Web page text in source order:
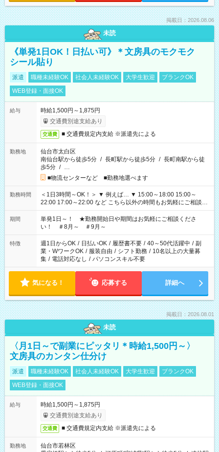
掲載日：2026.08.06
未読
《単発1日OK！日払い可》＊文房具のモクモク
シール貼り
派遣 職種未経験OK 社会人未経験OK 大学生歓迎
ブランクOK
WEB登録・面接OK
給与
時給1,500円～1,875円
交通費別途支給あり
交通費 ■ 交通費規定内支給 ※派遣先による
勤務地
仙台市太白区
南仙台駅から徒歩5分 / 長町駅から徒歩5分 / 長町南駅から徒
歩5分 / …
■物流センターなど ■勤務地選べます
勤務時間
＜1日3時間～OK！＞ ▼ 例えば… ▼ 15:00～18:00 15:00～
22:00 17:00～22:00 など こちら以外の時間もお気軽にご相談く
ださい！
期間
単発1日～！ ★勤務開始日や期間はお気軽にご相談くださ
い！ ＃8月～ ＃9月～
特徴 週1日からOK / 日払いOK / 履歴書不要 / 40～50代活躍中 / 副
業・WワークOK / 服装自由 / シフト勤務 / 10名以上の大量募
集 / 電話対応なし / パソコンスキル不要
気になる！ 応募する 詳細へ
掲載日：2026.08.01
未読
〈月1日～で副業にピッタリ＊時給1,500円～〉
文房具のカンタン仕分け
派遣 職種未経験OK 社会人未経験OK 大学生歓迎
ブランクOK
WEB登録・面接OK
給与
時給1,500円～1,875円
交通費別途支給あり
交通費 ■ 交通費規定内支給 ※派遣先による
勤務地
仙台市若林区